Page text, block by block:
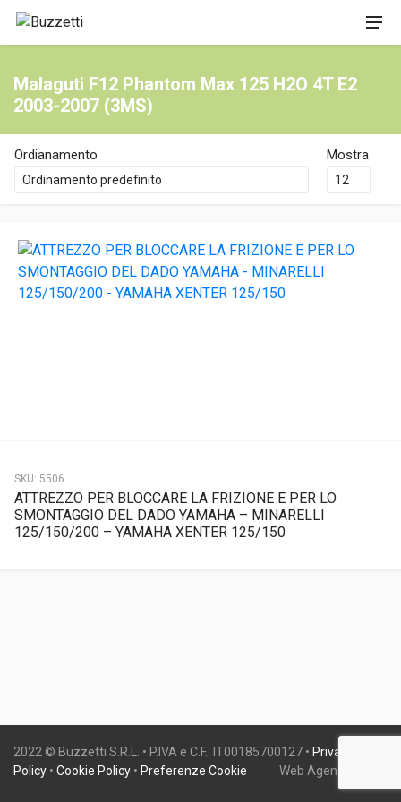
Malaguti F12 Phantom Max 125 H2O 4T E2
2003-2007 (3MS)
Ordianamento Mostra
SKU: 5506
ATTREZZO PER BLOCCARE LA FRIZIONE E PER LO
SMONTAGGIO DEL DADO YAMAHA – MINARELLI
125/150/200 – YAMAHA XENTER 125/150
2022 © Buzzetti S.R.L. • P.IVA e C.F.: IT00185700127 • Privacy
Policy • Cookie Policy • Preferenze Cookie Web Agency: